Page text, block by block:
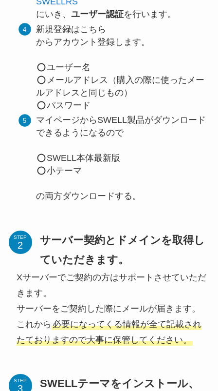
にいき、ユーザー認証を行います。
新規登録はこちら
からアカウント登録します。
ユーザー名
メールアドレス（購入の際に使ったメー
ルアドレスと同じもの）
パスワード
マイページからSWELL製品がダウンロード
できるようになるので
SWELL本体最新版
小テーマ
の両方ダウンロードする。
STEP
サーバー契約とドメインを取得し
ていただきます。
Xサーバーでご契約の方はサポートさせていただ
きます。
サーバーをご契約した際にメールが届きます。
これから 必要になってくる情報が全て記載され
たておりますので大事に保管してください。
STEP
SWELLテーマをインストール、